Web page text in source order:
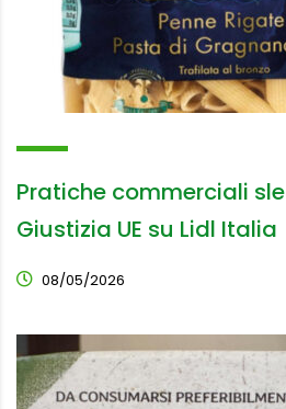
Pratiche commerciali
Giustizia UE su Lidl Italia
08/05/2026